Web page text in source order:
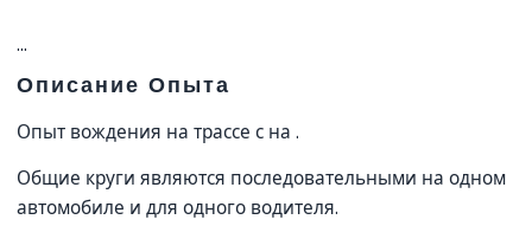
...
Описание Опыта
Опыт вождения на трассе с на .
Общие круги являются последовательными на одном
автомобиле и для одного водителя.